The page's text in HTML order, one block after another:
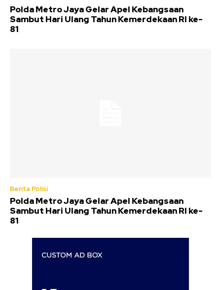
Polda Metro Jaya Gelar Apel Kebangsaan
Sambut Hari Ulang Tahun Kemerdekaan RI ke-
81
Berita Polisi
Polda Metro Jaya Gelar Apel Kebangsaan
Sambut Hari Ulang Tahun Kemerdekaan RI ke-
81